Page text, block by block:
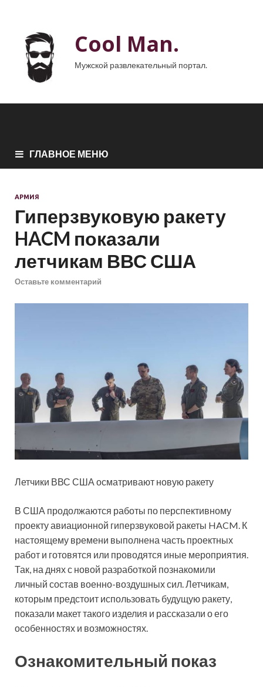
Cool Man.
Мужской развлекательный портал.
ГЛАВНОЕ МЕНЮ
АРМИЯ
Гиперзвуковую ракету
HACM показали
летчикам ВВС США
Оставьте комментарий
Летчики ВВС США осматривают новую ракету
В США продолжаются работы по перспективному
проекту авиационной гиперзвуковой ракеты HACM. К
настоящему времени выполнена часть проектных
работ и готовятся или проводятся иные мероприятия.
Так, на днях с новой разработкой познакомили
личный состав военно-воздушных сил. Летчикам,
которым предстоит использовать будущую ракету,
показали макет такого изделия и рассказали о его
особенностях и возможностях.
Ознакомительный показ